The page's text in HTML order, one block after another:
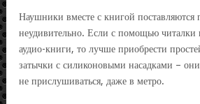
Наушники вместе с книгой поставляются
неудивительно. Если с помощью читалки
аудио-книги, то лучше приобрести
затычки с силиконовыми насадками –
не прислушиваться, даже в метро.